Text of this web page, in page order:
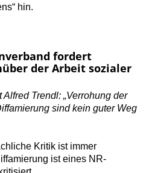
hin.
fordert
der Arbeit sozialer
Trendl: „Verrohung der
sind kein guter Weg
Kritik ist immer
ist eines NR-